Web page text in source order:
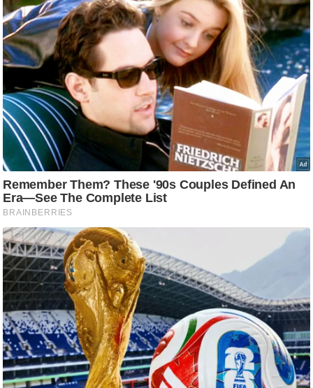
a
k
i
n
N
e
w
s
ला
इ
फ
स्टा
इ
ल
टे
क्नॉ
लॉ
जी
ब्यू
टी